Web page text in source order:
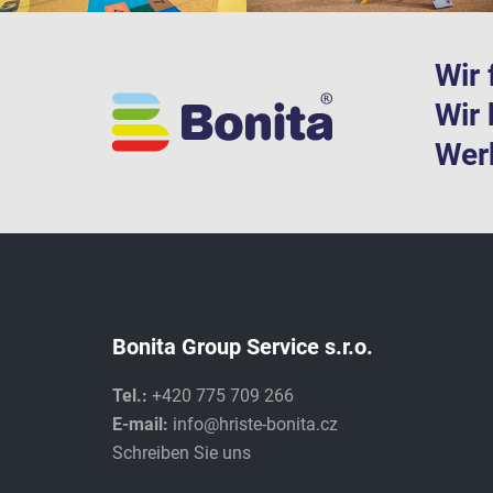
Wir
Wir
Bonita Group Service s.r.o.
Tel.: +420 775 709 266
E-mail: info@hriste-bonita.cz
Schreiben Sie uns